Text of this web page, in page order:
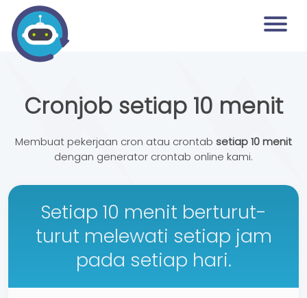
Cronjob setiap 10 menit
Membuat pekerjaan cron atau crontab setiap 10 menit
dengan generator crontab online kami.
Setiap 10 menit berturut-
turut melewati setiap jam
pada setiap hari.